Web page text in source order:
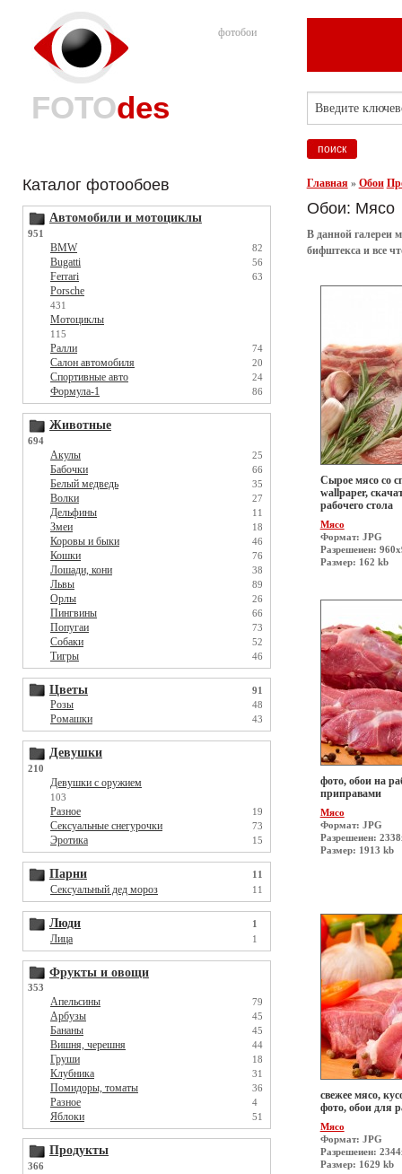
фотобои
FOTOdes
Каталог фотообоев
Автомобили и мотоциклы
951
BMW 82
Bugatti 56
Ferrari 63
Porsche
431
Мотоциклы
115
Ралли 74
Салон автомобиля 20
Спортивные авто 24
Формула-1 86
Животные
694
Акулы 25
Бабочки 66
Белый медведь 35
Волки 27
Дельфины 11
Змеи 18
Коровы и быки 46
Кошки 76
Лошади, кони 38
Львы 89
Орлы 26
Пингвины 66
Попугаи 73
Собаки 52
Тигры 46
Цветы 91
Розы 48
Ромашки 43
Девушки
210
Девушки с оружием
103
Разное 19
Сексуальные снегурочки 73
Эротика 15
Парни 11
Сексуальный дед мороз 11
Люди 1
Лица 1
Фрукты и овощи
353
Апельсины 79
Арбузы 45
Бананы 45
Вишня, черешня 44
Груши 18
Клубника 31
Помидоры, томаты 36
Разное 4
Яблоки 51
Продукты
366
Главная » Обои
Обои: Мясо
В данной галереи
бифштекса и все
Сырое мясо со
wallpaper,
рабочего стола
Мясо
Формат: JPG
Разрешеиен:
Размер: 162 kb
фото, обои на
приправами
Мясо
Формат: JPG
Разрешеиен:
Размер: 1913 kb
свежее мясо,
фото, обои для
Мясо
Формат: JPG
Разрешеиен:
Размер: 1629 kb